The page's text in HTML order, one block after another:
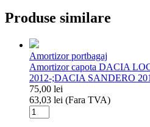
Produse similare
Amortizor portbagaj
Amortizor capota DACIA
2012-;DACIA SANDERO
75,00 lei
63,03 lei (Fara TVA)
Cantitate
Amortizor